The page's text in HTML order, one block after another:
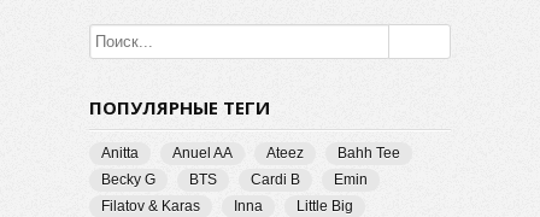
ПОПУЛЯРНЫЕ ТЕГИ
Anitta Anuel AA Ateez
Bahh Tee
Becky G
BTS Cardi B
Emin
Filatov & Karas
Inna
Little Big